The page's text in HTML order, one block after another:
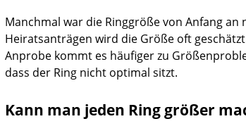
Manchmal war die Ringgröße von Anfang
Heiratsanträgen wird die Größe oft
Anprobe kommt es häufiger zu
dass der Ring nicht optimal sitzt.
Kann man jeden Ring größer